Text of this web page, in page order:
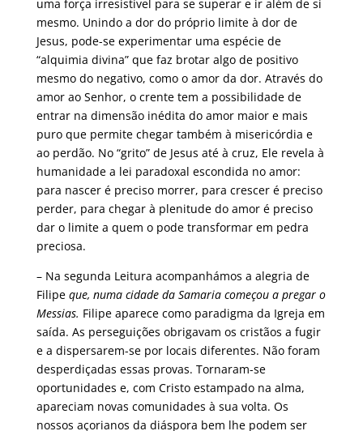
uma força irresistível para se superar e ir além de si
mesmo. Unindo a dor do próprio limite à dor de
Jesus, pode-se experimentar uma espécie de
“alquimia divina” que faz brotar algo de positivo
mesmo do negativo, como o amor da dor. Através do
amor ao Senhor, o crente tem a possibilidade de
entrar na dimensão inédita do amor maior e mais
puro que permite chegar também à misericórdia e
ao perdão. No “grito” de Jesus até à cruz, Ele revela à
humanidade a lei paradoxal escondida no amor:
para nascer é preciso morrer, para crescer é preciso
perder, para chegar à plenitude do amor é preciso
dar o limite a quem o pode transformar em pedra
preciosa.
– Na segunda Leitura acompanhámos a alegria de
Filipe que, numa cidade da Samaria começou a pregar o
Messias. Filipe aparece como paradigma da Igreja em
saída. As perseguições obrigavam os cristãos a fugir
e a dispersarem-se por locais diferentes. Não foram
desperdiçadas essas provas. Tornaram-se
oportunidades e, com Cristo estampado na alma,
apareciam novas comunidades à sua volta. Os
nossos açorianos da diáspora bem lhe podem ser